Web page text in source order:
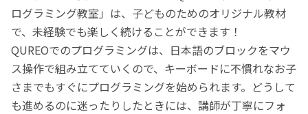
ログラミング教室」は、子どものためのオリジナル教材
で、未経験でも楽しく続けることができます！
QUREOでのプログラミングは、日本語のブロックをマウ
ス操作で組み立てていくので、キーボードに不慣れなお子
さまでもすぐにプログラミングを始められます。どうして
も進めるのに迷ったりしたときには、講師が丁寧にフォ